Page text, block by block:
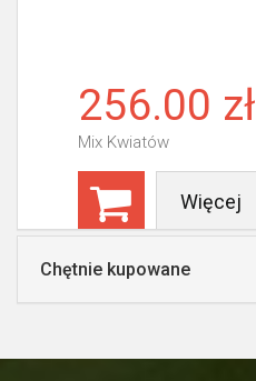
256.00 zł
Mix Kwiatów
Więcej
Chętnie kupowane